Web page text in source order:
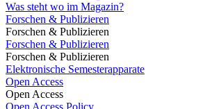
Was steht wo im Magazin?
Forschen & Publizieren
Forschen & Publizieren
Forschen & Publizieren
Forschen & Publizieren
Elektronische Semesterapparate
Open Access
Open Access
Open Access Policy